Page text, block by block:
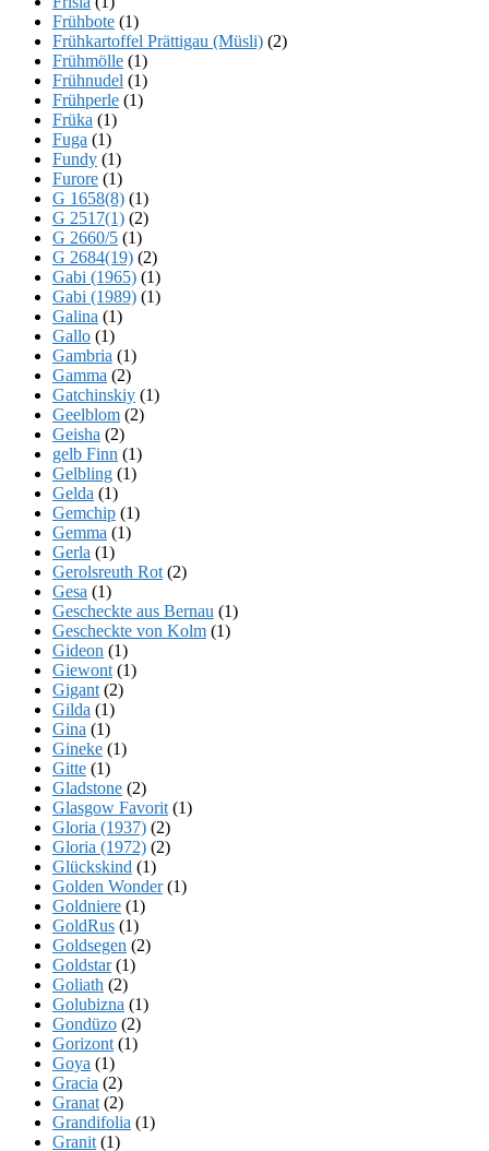
Frühbote (1)
Frühkartoffel Prättigau (Müsli) (2)
Frühmölle (1)
Frühnudel (1)
Frühperle (1)
Früka (1)
Fuga (1)
Fundy (1)
Furore (1)
G 1658(8) (1)
G 2517(1) (2)
G 2660/5 (1)
G 2684(19) (2)
Gabi (1965) (1)
Gabi (1989) (1)
Galina (1)
Gallo (1)
Gambria (1)
Gamma (2)
Gatchinskiy (1)
Geelblom (2)
Geisha (2)
gelb Finn (1)
Gelbling (1)
Gelda (1)
Gemchip (1)
Gemma (1)
Gerla (1)
Gerolsreuth Rot (2)
Gesa (1)
Gescheckte aus Bernau (1)
Gescheckte von Kolm (1)
Gideon (1)
Giewont (1)
Gigant (2)
Gilda (1)
Gina (1)
Gineke (1)
Gitte (1)
Gladstone (2)
Glasgow Favorit (1)
Gloria (1937) (2)
Gloria (1972) (2)
Glückskind (1)
Golden Wonder(1)
Goldniere (1)
GoldRus (1)
Goldsegen (2)
Goldstar(1)
Goliath (2)
Golubizna (1)
Gondüzo (2)
Gorizont (1)
Goya (1)
Gracia (2)
Granat (2)
Grandifolia (1)
Granit (1)